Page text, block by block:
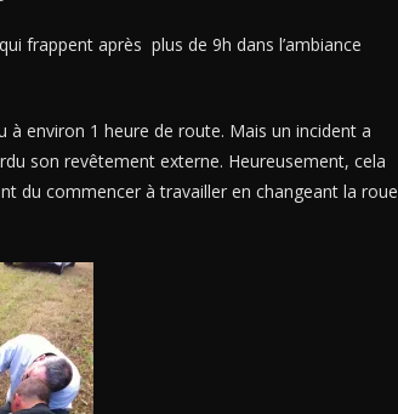
frappent après plus de 9h dans l’ambiance
environ 1 heure de route. Mais un incident a
son revêtement externe. Heureusement, cela
du commencer à travailler en changeant la roue